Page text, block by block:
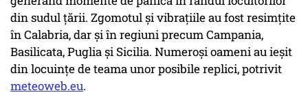
din sudul țării. Zgomotul și vibrațiile au fost resimțite
în Calabria, dar și în regiuni precum Campania,
Basilicata, Puglia și Sicilia. Numeroși oameni au ieșit
din locuințe de teama unor posibile replici, potrivit
meteoweb.eu.